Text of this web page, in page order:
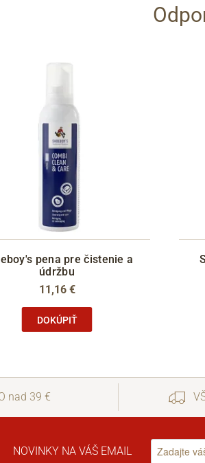
pena pre čistenie a
údržbu
11,16 €
DOKÚPIŤ
nad 39 €
NOVINKY NA VÁŠ EMAIL